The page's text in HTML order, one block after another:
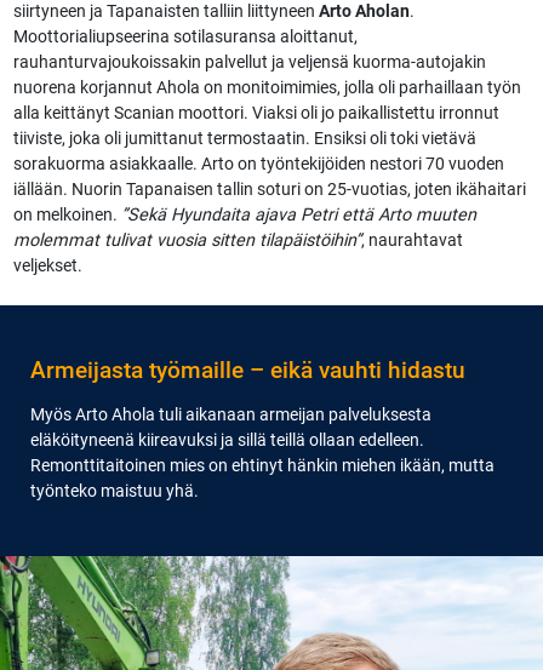
siirtyneen ja Tapanaisten talliin liittyneen Arto Aholan.
Moottorialiupseerina sotilasuransa aloittanut,
rauhanturvajoukoissakin palvellut ja veljensä kuorma-autojakin
nuorena korjannut Ahola on monitoimimies, jolla oli parhaillaan työn
alla keittänyt Scanian moottori. Viaksi oli jo paikallistettu irronnut
tiiviste, joka oli jumittanut termostaatin. Ensiksi oli toki vietävä
sorakuorma asiakkaalle. Arto on työntekijöiden nestori 70 vuoden
iällään. Nuorin Tapanaisen tallin soturi on 25-vuotias, joten ikähaitari
on melkoinen. ”Sekä Hyundaita ajava Petri että Arto muuten
molemmat tulivat vuosia sitten tilapäistöihin”, naurahtavat
veljekset.
Armeijasta työmaille – eikä vauhti hidastu
Myös Arto Ahola tuli aikanaan armeijan palveluksesta
eläköityneenä kiireavuksi ja sillä teillä ollaan edelleen.
Remonttitaitoinen mies on ehtinyt hänkin miehen ikään, mutta
työnteko maistuu yhä.